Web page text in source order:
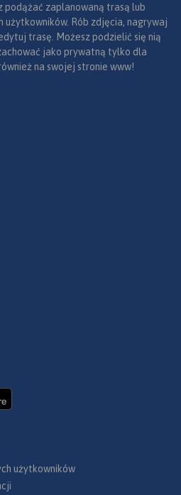
podążać zaplanowaną trasą lub
użytkowników. Rób zdjęcia, nagrywaj
trasę. Możesz podzielić się nią
jako prywatną tylko dla
na swojej stronie www!
użytkowników